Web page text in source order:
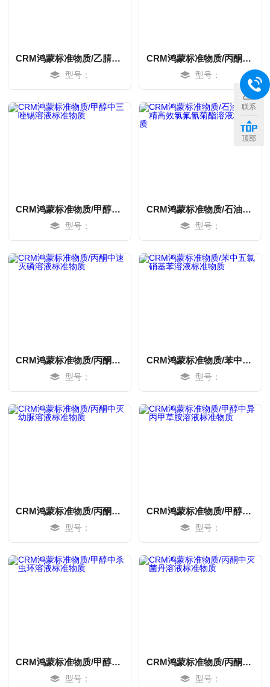
CRM鸿蒙标准物质/乙腈中结晶紫、隐色结晶紫、孔雀石绿、隐色孔雀石绿
型号：
CRM鸿蒙标准物质/丙酮中三唑磷溶液标准物质
型号：
CRM鸿蒙标准物质/甲醇中三唑锡溶液标准物质
型号：
CRM鸿蒙标准物质/石油醚中精高效氯氟氰菊酯溶液标准物质
型号：
CRM鸿蒙标准物质/丙酮中速灭磷溶液标准物质
型号：
CRM鸿蒙标准物质/苯中五氯硝基苯溶液标准物质
型号：
CRM鸿蒙标准物质/丙酮中灭幼脲溶液标准物质
型号：
CRM鸿蒙标准物质/甲醇中异丙甲草胺溶液标准物质
型号：
CRM鸿蒙标准物质/甲醇中杀虫环溶液标准物质
型号：
CRM鸿蒙标准物质/丙酮中灭菌丹溶液标准物质
型号：
联系
顶部